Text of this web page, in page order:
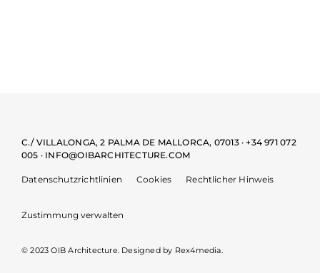
C./ VILLALONGA, 2 PALMA DE MALLORCA, 07013 · +34 971 072
005 · INFO@OIBARCHITECTURE.COM
Datenschutzrichtlinien Cookies Rechtlicher Hinweis
Zustimmung verwalten
© 2023 OIB Architecture. Designed by Rex4media.